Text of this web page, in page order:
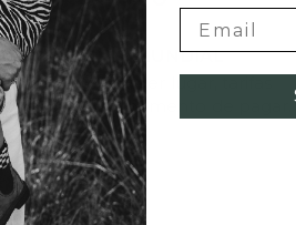
ENVÍO MUNDIAL
Envío a cualquier lugar, tarifas
disponibles al momento de pagar.